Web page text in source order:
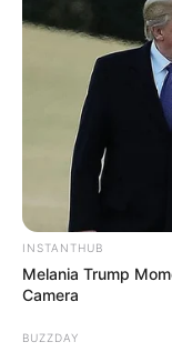
INSTANTHUB
Melania Trump
Camera
BUZZDAY